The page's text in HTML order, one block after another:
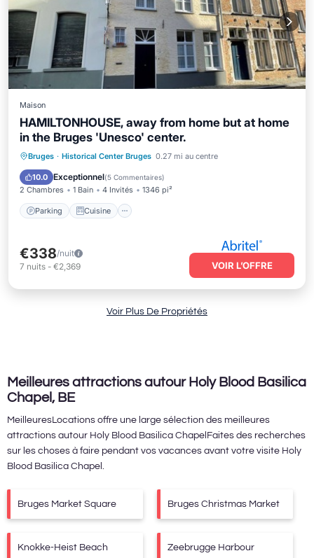
Maison
HAMILTONHOUSE, away from home but at home
in the Bruges 'Unesco' center.
Bruges · Historical Center Bruges 0.27 mi au centre
10.0 Exceptionnel(5 Commentaires)
2 Chambres 1 Bain 4 Invités 1346 pi²
Parking Cuisine
Parking Cuisine
Internet
Adapté aux enfants
€338/nuit
7 nuits - €2,369 VOIR L’OFFRE
Voir Plus De Propriétés
Meilleures attractions autour Holy Blood Basilica
Chapel, BE
MeilleuresLocations offre une large sélection des meilleures
attractions autour Holy Blood Basilica Chapel Faites des recherches
sur les choses à faire pendant vos vacances avant votre visite Holy
Blood Basilica Chapel .
Bruges Market Square Bruges Christmas Market
Knokke-Heist Beach Zeebrugge Harbour